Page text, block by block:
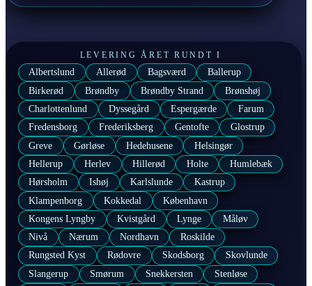
LEVERING ÅRET RUNDT I
Albertslund Allerød Bagsværd
Ballerup
Birkerød
Brøndby Brøndby Strand
Brønshøj
Charlottenlund
Dyssegård Espergærde
Farum
Fredensborg
Frederiksberg Gentofte
Glostrup
Greve
Gørløse Hedehusene
Helsingør
Hellerup
Herlev Hillerød Holte
Humlebæk
Hørsholm
Ishøj Karlslunde
Kastrup
Klampenborg
Kokkedal
København
Kongens Lyngby
Kvistgård Lynge
Måløv
Nivå
Nærum Nordhavn
Roskilde
Rungsted Kyst
Rødovre Skodsborg
Skovlunde
Slangerup
Smørum Snekkersten
Stenløse